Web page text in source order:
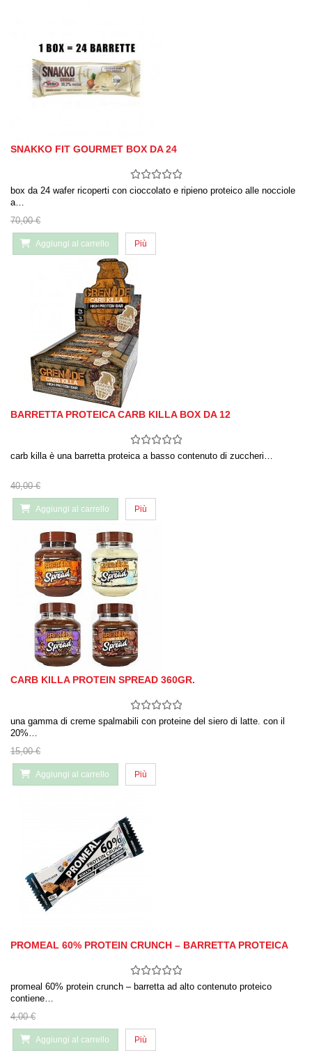
SNAKKO FIT GOURMET BOX DA 24
box da 24 wafer ricoperti con cioccolato e ripieno proteico alle nocciole
a…
70,00 €
Aggiungi al carrello Più
BARRETTA PROTEICA CARB KILLA BOX DA 12
carb killa è una barretta proteica a basso contenuto di zuccheri…
40,00 €
Aggiungi al carrello Più
CARB KILLA PROTEIN SPREAD 360GR.
una gamma di creme spalmabili con proteine ​​del siero di latte. con il
20%…
15,00 €
Aggiungi al carrello Più
PROMEAL 60% PROTEIN CRUNCH – BARRETTA PROTEICA
promeal 60% protein crunch – barretta ad alto contenuto proteico
contiene…
4,00 €
Aggiungi al carrello Più